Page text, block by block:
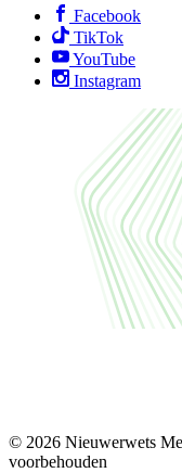
Facebook
TikTok
YouTube
Instagram
© 2026 Nieuwerwets
voorbehouden